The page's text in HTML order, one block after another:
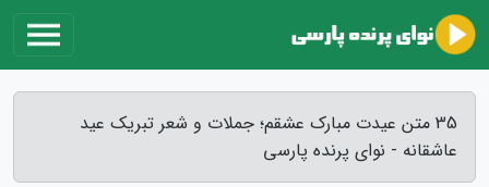
35 متن عیدت مبارک عشقم؛ جملات و شعر تبریک عید
عاشقانه - نوای پرنده پارسی